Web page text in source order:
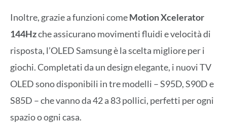
Inoltre, grazie a funzioni comeMotion Xcelerator
144Hzche assicurano movimenti fluidi e velocità di
risposta, l’OLED Samsung è la scelta migliore per i
giochi. Completati da un design elegante, i nuovi TV
OLED sono disponibili in tre modelli – S95D, S90D e
S85D – che vanno da 42 a 83 pollici, perfetti per ogni
spazio o ogni casa.